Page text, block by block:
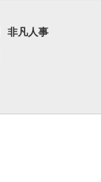
非凡人事